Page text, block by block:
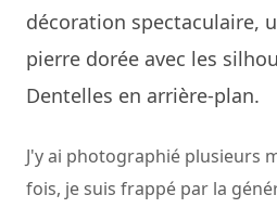
décoration spectaculaire,
pierre dorée avec les
Dentelles en arrière-plan.
J'y ai photographié plusieurs
fois, je suis frappé par la